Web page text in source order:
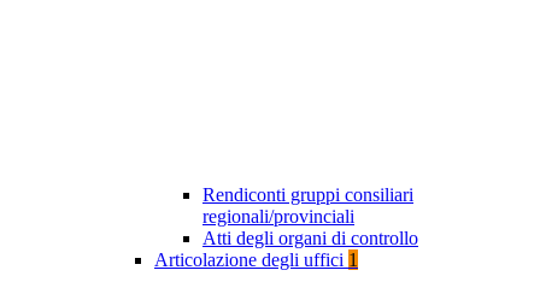
Rendiconti gruppi consiliari
regionali/provinciali
Atti degli organi di controllo
Articolazione degli uffici 1